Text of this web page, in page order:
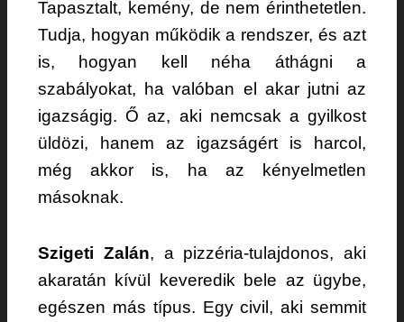
Tapasztalt, kemény, de nem érinthetetlen.
Tudja, hogyan működik a rendszer, és azt
is, hogyan kell néha áthágni a
szabályokat, ha valóban el akar jutni az
igazságig. Ő az, aki nemcsak a gyilkost
üldözi, hanem az igazságért is harcol,
még akkor is, ha az kényelmetlen
másoknak.
Szigeti Zalán, a pizzéria-tulajdonos, aki
akaratán kívül keveredik bele az ügybe,
egészen más típus. Egy civil, aki semmit